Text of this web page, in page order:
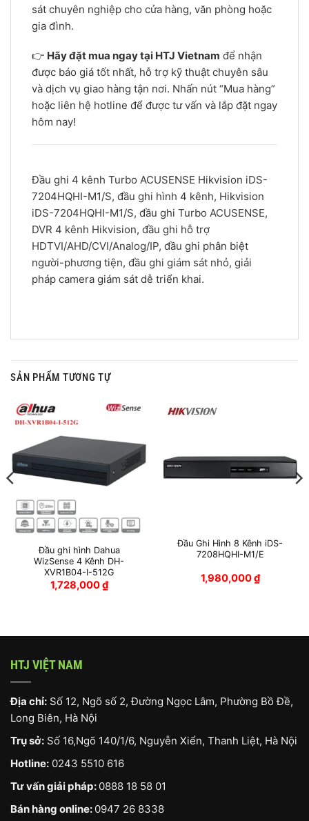
sát chuyên nghiệp cho cửa hàng, văn phòng hoặc
gia đình.
👉 Hãy đặt mua ngay tại HTJ Vietnam để nhận
được báo giá tốt nhất, hỗ trợ kỹ thuật chuyên sâu
và dịch vụ giao hàng tận nơi. Nhấn nút “Mua hàng”
hoặc liên hệ hotline để được tư vấn và lắp đặt ngay
hôm nay!
Đầu ghi 4 kênh Turbo ACUSENSE Hikvision iDS-
7204HQHI-M1/S, đầu ghi hình 4 kênh, Hikvision
iDS-7204HQHI-M1/S, đầu ghi Turbo ACUSENSE,
DVR 4 kênh Hikvision, đầu ghi hỗ trợ
HDTVI/AHD/CVI/Analog/IP, đầu ghi phân biệt
người-phương tiện, đầu ghi giám sát nhỏ, giải
pháp camera giám sát dễ triển khai.
SẢN PHẨM TƯƠNG TỰ
Đầu ghi hình Dahua
WizSense 4 Kênh DH-
XVR1B04-I-512G
1,728,000₫
Đầu Ghi Hình 8 Kênh iDS-
7208HQHI-M1/E
1,980,000₫
HTJ VIỆT NAM
Địa chỉ: Số 12, Ngõ số 2, Đường Ngọc Lâm, Phường Bồ Đề,
Long Biên, Hà Nội
Trụ sở: Số 16,Ngõ 140/1/6, Nguyễn Xiển, Thanh Liệt, Hà Nội
Hotline: 0243 5510 616
Tư vấn giải pháp: 0888 18 58 01
Bán hàng online: 0947 26 8338